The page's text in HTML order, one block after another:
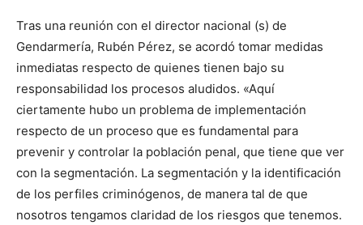
Tras una reunión con el director nacional (s) de
Gendarmería, Rubén Pérez, se acordó tomar medidas
inmediatas respecto de quienes tienen bajo su
responsabilidad los procesos aludidos. «Aquí
ciertamente hubo un problema de implementación
respecto de un proceso que es fundamental para
prevenir y controlar la población penal, que tiene que ver
con la segmentación. La segmentación y la identificación
de los perfiles criminógenos, de manera tal de que
nosotros tengamos claridad de los riesgos que tenemos.